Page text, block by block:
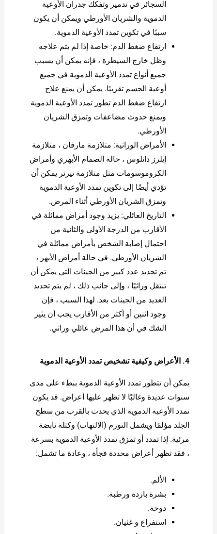
السجائر في تدمير وتفكك جدران الأوعية
الدموية والشريان الأورطي ويمكن أن يكون
سببًا في تكوين تمدد الأوعية الدموية.
ارتفاع ضغط الدم: خاصة إذا لم يتم علاجه
وظل خارج السيطرة ، فإنه يمكن أن يسبب
جميع أنواع تمدد الأوعية الدموية في جميع
أوعية الجسم تقريبًا. يمكن أن يمنع علاج
ارتفاع ضغط الدم تطور تمدد الأوعية الدموية
ويمنع حدوث مضاعفات وتمزق الشريان
الأورطي.
الأمراض الوراثية: متلازمة مارفان ، متلازمة
إيلرز دانلوس ، حالة الصمام الأبهري وأمراض
الكروموسومات مثل متلازمة تيرنر يمكن أن
تؤدي أيضًا إلى تكوين تمدد الأوعية الدموية
وتمزق الشريان الأورطي أثناء المرض.
التاريخ العائلي: يزيد وجود أمراض مماثلة في
الأقارب من الدرجة الأولى والثانية من
احتمال إصابة الشخص بأمراض مماثلة في
الشريان الأورطي. في حالة أمراض الأبهر ،
تم تحديد عدد كبير من الجينات التي يمكن أن
تنتقل وراثيًا ، وإلى جانب ذلك ، لم يتم تحديد
العديد من الجينات بعد. لهذا السبب ، فإن
وجود اثنين أو أكثر من الأقارب يجب أن يثير
الشك في أن هذا المرض عائلي وراثي.
4. الأعراض وكيفية تشخيص تمدد الأوعية الدموية
يمكن أن تتطور تمدد الأوعية الدموية ببطء على مدى
سنوات عديدة وغالبًا لا تظهر عليها أعراض. قد يكون
تمدد الأوعية الدموية الذي يحدث بالقرب من سطح
الجلد مؤلمًا ويشمل التورم (الالتهاب) وكتلة نابضة
مرئية. إذا تمدد أو تمزق تمدد الأوعية الدموية بسرعة
، فقد تظهر أعراض محددة فجأة ، وعادة ما تشمل:
الألم.
بشرة باردة ورطبة.
دوخة.
استفراغ و غثيان.